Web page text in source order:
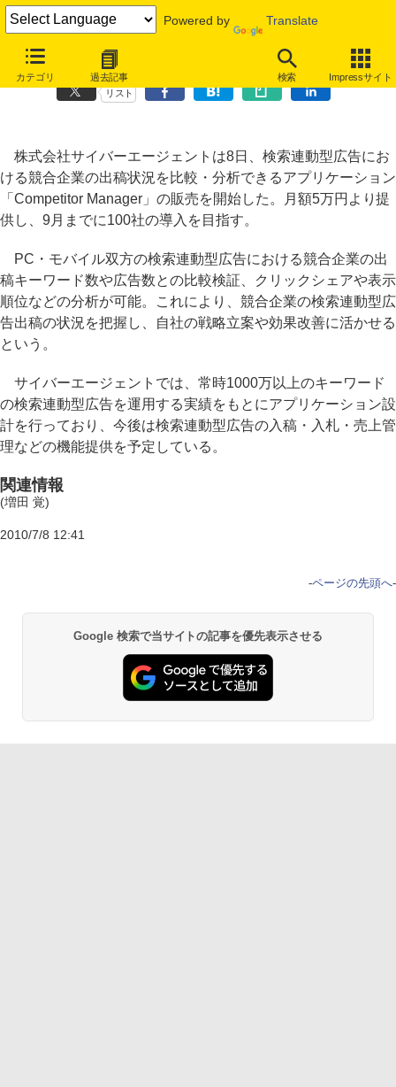
Powered by Translate
カテゴリ 過去記事 検索 Impressサイト
検索連動型広告で競合企業の出稿状況を分析できるアプリケーション
リスト
株式会社サイバーエージェントは8日、検索連動型広告にお
ける競合企業の出稿状況を比較・分析できるアプリケーション
「Competitor Manager」の販売を開始した。月額5万円より提
供し、9月までに100社の導入を目指す。
PC・モバイル双方の検索連動型広告における競合企業の出
稿キーワード数や広告数との比較検証、クリックシェアや表示
順位などの分析が可能。これにより、競合企業の検索連動型広
告出稿の状況を把握し、自社の戦略立案や効果改善に活かせる
という。
サイバーエージェントでは、常時1000万以上のキーワード
の検索連動型広告を運用する実績をもとにアプリケーション設
計を行っており、今後は検索連動型広告の入稿・入札・売上管
理などの機能提供を予定している。
関連情報
(増田 覚)
2010/7/8 12:41
-ページの先頭へ-
Google 検索で当サイトの記事を優先表示させる